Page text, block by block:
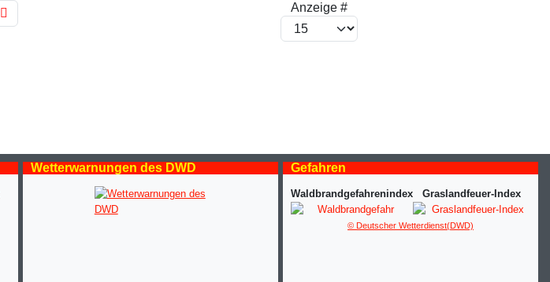
Anzeige #
Wetterwarnungen des DWD Gefahren
Waldbrandgefahrenindex Graslandfeuer-Index
© Deutscher Wetterdienst(DWD)